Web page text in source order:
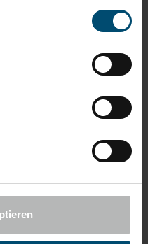
Geldanlage
das mit einer Art
werden…